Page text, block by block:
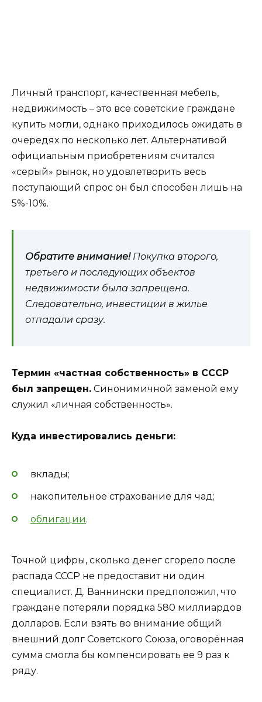
Личный транспорт, качественная мебель,
недвижимость – это все советские граждане
купить могли, однако приходилось ожидать в
очередях по несколько лет. Альтернативой
официальным приобретениям считался
«серый» рынок, но удовлетворить весь
поступающий спрос он был способен лишь на
5%-10%.
Обратите внимание!Покупка второго,
третьего и последующих объектов
недвижимости была запрещена.
Следовательно, инвестиции в жилье
отпадали сразу.
Термин «частная собственность» в СССР
был запрещен. Синонимичной заменой ему
служил «личная собственность».
Куда инвестировались деньги:
вклады;
накопительное страхование для чад;
облигации.
Точной цифры, сколько денег сгорело после
распада СССР не предоставит ни один
специалист. Д. Ваннински предположил, что
граждане потеряли порядка 580 миллиардов
долларов. Если взять во внимание общий
внешний долг Советского Союза, оговорённая
сумма смогла бы компенсировать ее 9 раз к
ряду.